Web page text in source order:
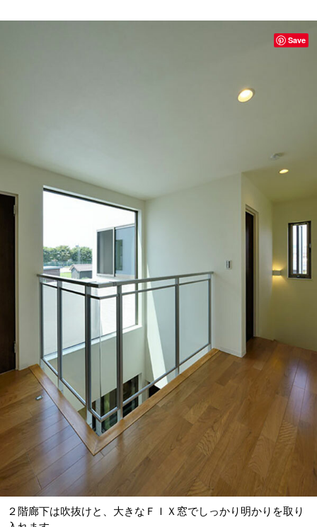
２階廊下は吹抜けと、大きなＦＩＸ窓でしっかり明かりを取り
Save